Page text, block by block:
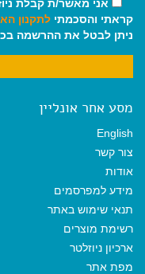
אני מאשר/ת קבלת
קראתי והסכמתי לתקנון
ניתן לבטל את ההרשמה
מסע אחר אונליין
English
צור קשר
אודות
מידע למפרסמים
תנאי שימוש באתר
רשימת מוצרים
ארכיון ניוזלטר
מפת אתר